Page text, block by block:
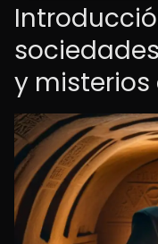
y